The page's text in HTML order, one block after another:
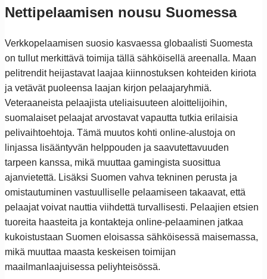
Nettipelaamisen nousu Suomessa
Verkkopelaamisen suosio kasvaessa globaalisti Suomesta
on tullut merkittävä toimija tällä sähköisellä areenalla. Maan
pelitrendit heijastavat laajaa kiinnostuksen kohteiden kiriota
ja vetävät puoleensa laajan kirjon pelaajaryhmiä.
Veteraaneista pelaajista uteliaisuuteen aloittelijoihin,
suomalaiset pelaajat arvostavat vapautta tutkia erilaisia
pelivaihtoehtoja. Tämä muutos kohti online-alustoja on
linjassa lisääntyvän helppouden ja saavutettavuuden
tarpeen kanssa, mikä muuttaa gamingista suosittua
ajanvietettä. Lisäksi Suomen vahva tekninen perusta ja
omistautuminen vastuulliselle pelaamiseen takaavat, että
pelaajat voivat nauttia viihdettä turvallisesti. Pelaajien etsien
tuoreita haasteita ja kontakteja online-pelaaminen jatkaa
kukoistustaan Suomen eloisassa sähköisessä maisemassa,
mikä muuttaa maasta keskeisen toimijan
maailmanlaajuisessa peliyhteisössä.